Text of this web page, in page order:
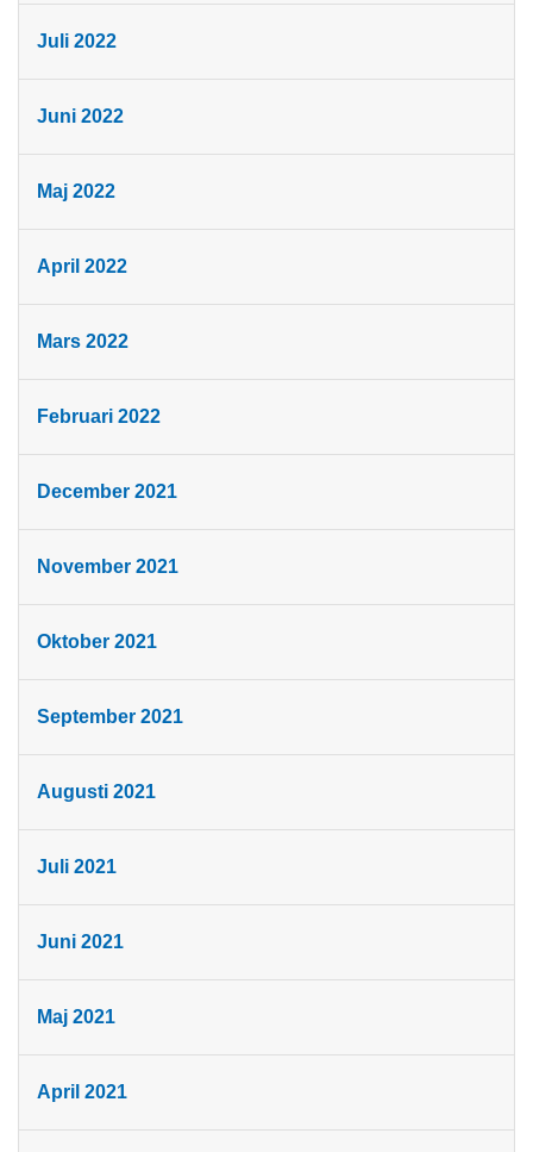
Juli 2022
Juni 2022
Maj 2022
April 2022
Mars 2022
Februari 2022
December 2021
November 2021
Oktober 2021
September 2021
Augusti 2021
Juli 2021
Juni 2021
Maj 2021
April 2021